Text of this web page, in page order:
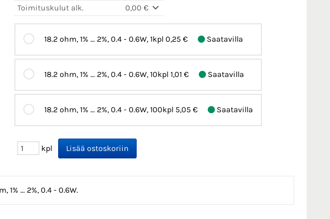
Toimituskulut alk. 0,00 €
18.2 ohm, 1% ... 2%, 0.4 - 0.6W, 1kpl 0,25 € Saatavilla
18.2 ohm, 1% ... 2%, 0.4 - 0.6W, 10kpl 1,01 € Saatavilla
18.2 ohm, 1% ... 2%, 0.4 - 0.6W, 100kpl 5,05 € Saatavilla
kpl
1% ... 2%, 0.4 - 0.6W.